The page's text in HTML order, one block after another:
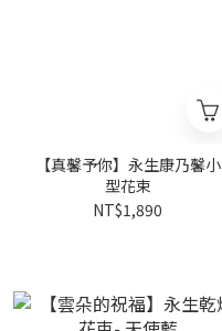
【真馨予你】永生康乃馨小
型花束
NT$1,890